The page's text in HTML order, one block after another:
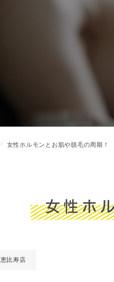
女性ホルモンとお肌や脱毛の周期！
女性ホ
恵比寿店